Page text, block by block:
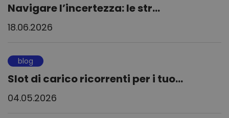
Navigare l’incertezza: le str...
18.06.2026
blog
Slot di carico ricorrenti per i tuo...
04.05.2026